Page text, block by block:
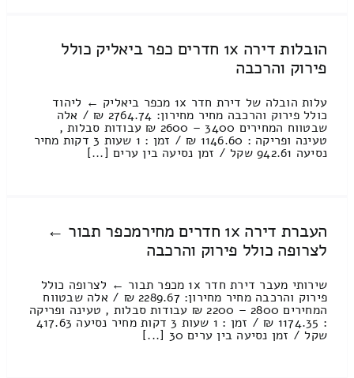
הובלות דירה 1x חדרים כפר ביאליק כולל
פירוק והרכבה
עלות הובלה של דירת חדר 1x מכפר ביאליק ← ליהוד
כולל פירוק והרכבה מחיר מחירון: 2764.74 ₪ / אלה
שבטווח המחירים 3400 – 2600 ₪ עבודות סבלות ,
טעינה ופריקה : 1146.60 ₪ / זמן : 1 שעות 3 דקות מחיר
נסיעה 942.61 שקל / זמן נסיעה בין ערים [...]
העברת דירה 1x חדרים מחירמכפר תבור ←
לצרופה כולל פירוק והרכבה
שירותי מעבר דירת חדר 1x מכפר תבור ← לצרופה כולל
פירוק והרכבה מחיר מחירון: 2289.67 ₪ / אלה שבטווח
המחירים 2800 – 2200 ₪ עבודות סבלות , טעינה ופריקה
: 1174.35 ₪ / זמן : 1 שעות 3 דקות מחיר נסיעה 417.63
שקל / זמן נסיעה בין ערים 30 [...]